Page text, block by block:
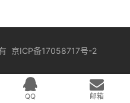
京ICP备17058717号-2
QQ 邮箱